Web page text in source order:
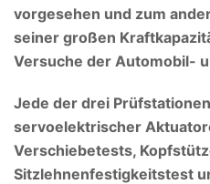
vorgesehen und zum
seiner großen
Versuche der Automobil-
Jede der drei
servoelektrischer
Verschiebetests,
Sitzlehnenfestigkeitstest